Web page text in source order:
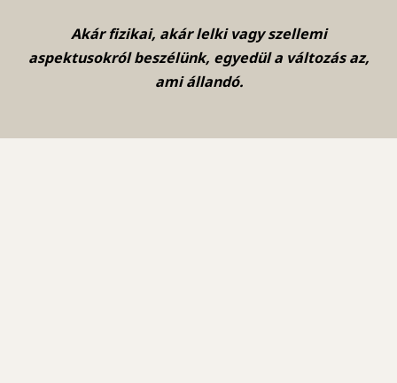
Akár fizikai, akár lelki vagy szellemi
aspektusokról beszélünk, egyedül a változás az,
ami állandó.